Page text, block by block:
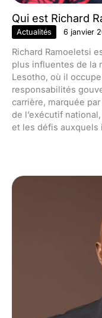
Qui est Richard
Actualités 6 janvier
Richard Ramoeletsi
plus influentes de la
Lesotho, où il
responsabilités
carrière, marquée
de l’exécutif
et les défis